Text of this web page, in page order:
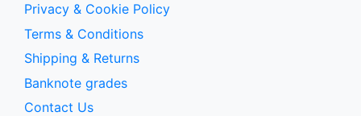
Privacy & Cookie Policy
Terms & Conditions
Shipping & Returns
Banknote grades
Contact Us